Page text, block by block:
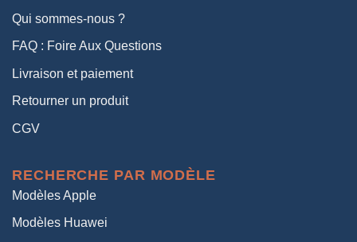
Qui sommes-nous ?
FAQ : Foire Aux Questions
Livraison et paiement
Retourner un produit
CGV
RECHERCHE PAR MODÈLE
Modèles Apple
Modèles Huawei